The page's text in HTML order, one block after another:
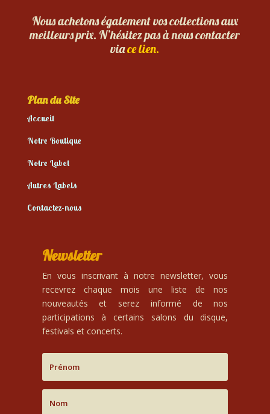
Nous achetons également vos collections aux
meilleurs prix. N’hésitez pas à nous contacter
viace lien.
Plan du Site
Accueil
Notre Boutique
Notre Label
Autres Labels
Contactez-nous
Newsletter
En vous inscrivant à notre newsletter, vous
recevrez chaque mois une liste de nos
nouveautés et serez informé de nos
participations à certains salons du disque,
festivals et concerts.